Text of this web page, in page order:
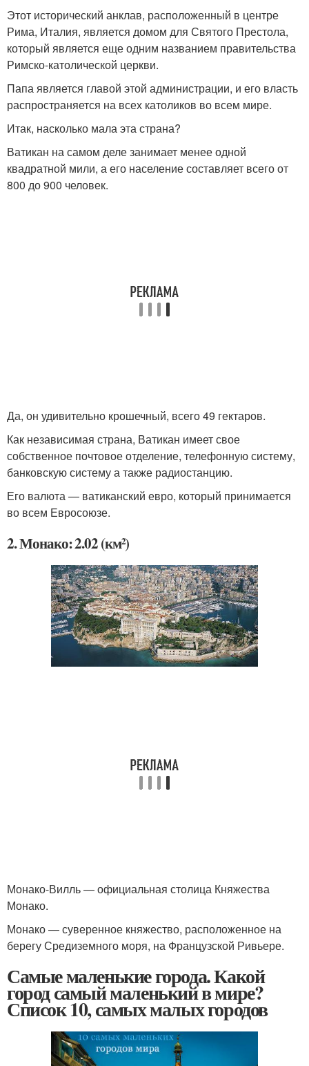
Этот исторический анклав, расположенный в центре
Рима, Италия, является домом для Святого Престола,
который является еще одним названием правительства
Римско-католической церкви.
Папа является главой этой администрации, и его власть
распространяется на всех католиков во всем мире.
Итак, насколько мала эта страна?
Ватикан на самом деле занимает менее одной
квадратной мили, а его население составляет всего от
800 до 900 человек.
Да, он удивительно крошечный, всего 49 гектаров.
Как независимая страна, Ватикан имеет свое
собственное почтовое отделение, телефонную систему,
банковскую систему а также радиостанцию.
Его валюта — ватиканский евро, который принимается
во всем Евросоюзе.
2. Монако: 2.02 (км²)
Монако-Вилль — официальная столица Княжества
Монако.
Монако — суверенное княжество, расположенное на
берегу Средиземного моря, на Французской Ривьере.
Самые маленькие города. Какой
город самый маленький в мире?
Список 10, самых малых городов